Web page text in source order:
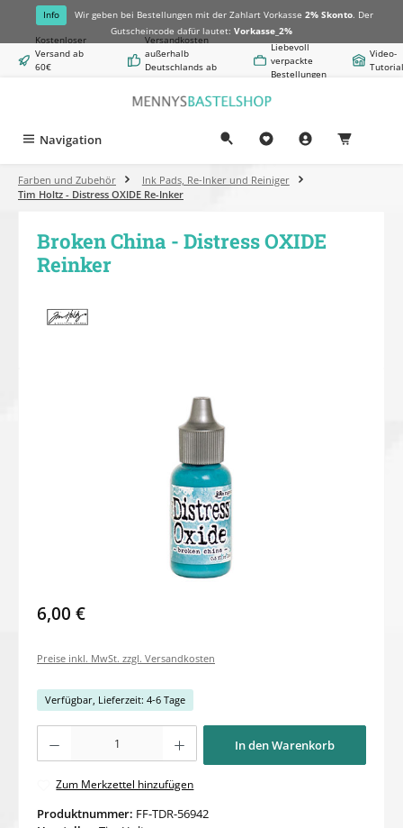
springen
Info Wir geben bei Bestellungen mit der Zahlart Vorkasse 2% Skonto. Der
Gutscheincode dafür lautet: Vorkasse_2%
Kostenloser
Versand ab
60€
Versandkosten
außerhalb
Deutschlands ab
Liebevoll
verpackte
Bestellungen
Video-
Navigation
Farben und Zubehör
Ink Pads, Re-Inker und Reiniger
Tim Holtz - Distress OXIDE Re-Inker
Broken China - Distress OXIDE
Reinker
6,00 €
Preise inkl. MwSt. zzgl. Versandkosten
Verfügbar, Lieferzeit: 4-6 Tage
In den Warenkorb
Zum Merkzettel hinzufügen
Produktnummer: FF-TDR-56942